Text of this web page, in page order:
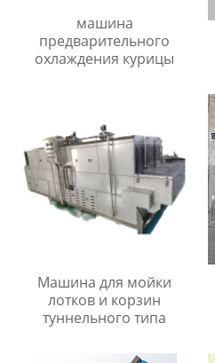
машина
предварительного
охлаждения курицы
Машина для мойки
лотков и корзин
туннельного типа